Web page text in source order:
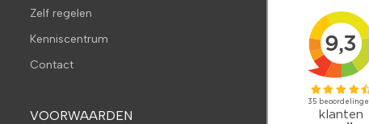
Zelf regelen
Kenniscentrum
Contact
VOORWAARDEN